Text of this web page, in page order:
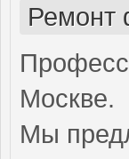
Ремонт
Москве.
Мы